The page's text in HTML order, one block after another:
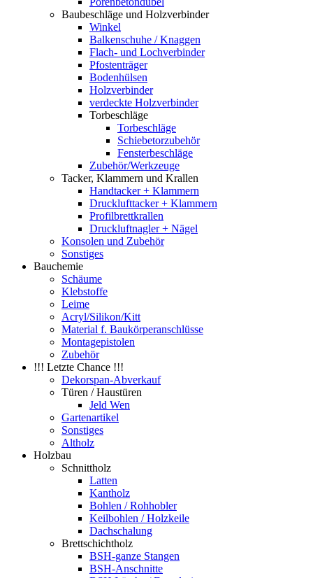
Baubeschläge und Holzverbinder
Winkel
Balkenschuhe / Knaggen
Flach- und Lochverbinder
Pfostenträger
Bodenhülsen
Holzverbinder
verdeckte Holzverbinder
Torbeschläge
Torbeschläge
Schiebetorzubehör
Fensterbeschläge
Zubehör/Werkzeuge
Tacker, Klammern und Krallen
Handtacker + Klammern
Drucklufttacker + Klammern
Profilbrettkrallen
Druckluftnagler + Nägel
Konsolen und Zubehör
Sonstiges
Bauchemie
Schäume
Klebstoffe
Leime
Acryl/Silikon/Kitt
Material f. Baukörperanschlüsse
Montagepistolen
Zubehör
!!! Letzte Chance !!!
Dekorspan-Abverkauf
Türen / Haustüren
Jeld Wen
Gartenartikel
Sonstiges
Altholz
Holzbau
Schnittholz
Latten
Kantholz
Bohlen / Rohhobler
Keilbohlen / Holzkeile
Dachschalung
Brettschichtholz
BSH-ganze Stangen
BSH-Anschnitte